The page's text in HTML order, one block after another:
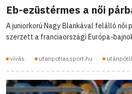
Eb-ezüstérmes a női
A juniorkorú Nagy Blankával felálló
szerzett a franciaországi Európa-
vívás utanpotlassport.hu